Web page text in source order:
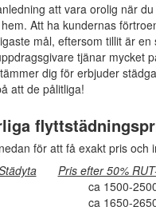
att vara orolig när
Att ha kundernas
mål, eftersom tillit är en
tjänar mycket
dig för erbjuder
att de pålitliga!
för att få exakt pris och
Pris efter 50%
ca 1500-
ca 1650-